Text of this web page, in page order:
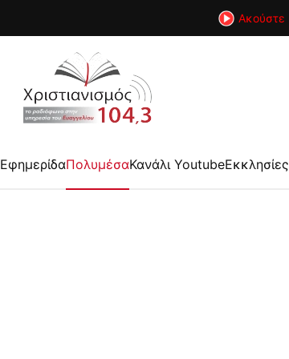
Ακούστε
ΕφημερίδαΠολυμέσαΚανάλι YoutubeΕκκλησίες